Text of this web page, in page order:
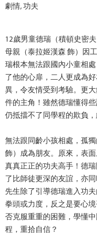
劇情, 功夫
12歲男童德瑞（積頓史密
母親（泰拉姬漢森 飾）因
瑞根本無法跟國內小童相
了他的心扉，二人更成為
異，令友情受到考驗。更
件的主角！雖然德瑞懂得
仍抵擋不了同學程的欺負，
無法跟同齡小孩相處，孤
飾）成為朋友。原來，表
真真正正的功夫高手！德
了比師徒更深的友誼，亦
先生除了引導德瑞進入功
拳頭或力度，反之是要心
否克服重重的困難，學懂
程，重拾自信？